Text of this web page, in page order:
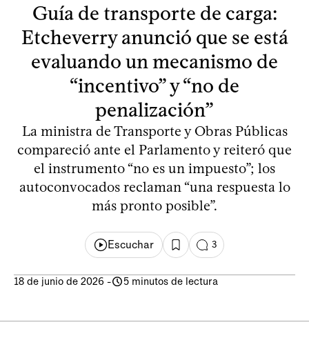
Guía de transporte de carga:
Etcheverry anunció que se está
evaluando un mecanismo de
“incentivo” y “no de
penalización”
La ministra de Transporte y Obras Públicas
compareció ante el Parlamento y reiteró que
el instrumento “no es un impuesto”; los
autoconvocados reclaman “una respuesta lo
más pronto posible”.
Escuchar 3
18 de junio de 2026 - 5 minutos de lectura